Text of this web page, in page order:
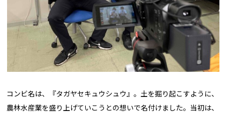
コンビ名は、『タガヤセキュウシュウ』。土を掘り起こすように、
農林水産業を盛り上げていこうとの想いで名付けました。当初は、